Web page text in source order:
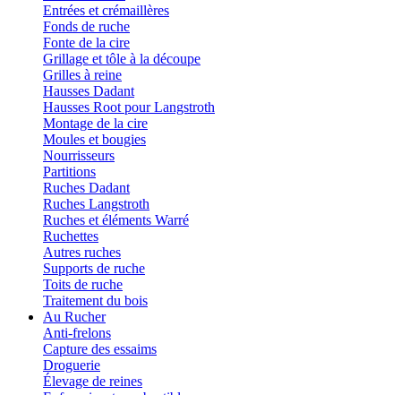
Entrées et crémaillères
Fonds de ruche
Fonte de la cire
Grillage et tôle à la découpe
Grilles à reine
Hausses Dadant
Hausses Root pour Langstroth
Montage de la cire
Moules et bougies
Nourrisseurs
Partitions
Ruches Dadant
Ruches Langstroth
Ruches et éléments Warré
Ruchettes
Autres ruches
Supports de ruche
Toits de ruche
Traitement du bois
Au Rucher
Anti-frelons
Capture des essaims
Droguerie
Élevage de reines